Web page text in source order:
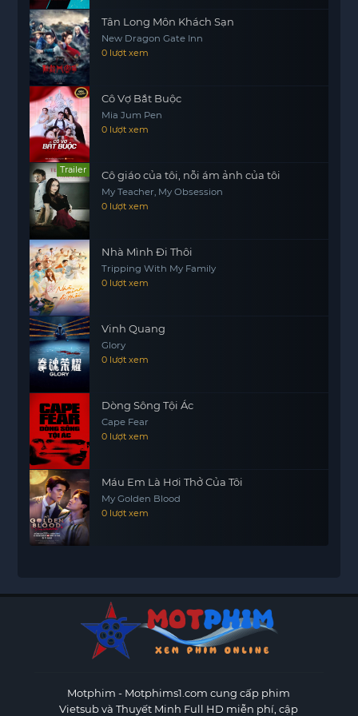
truyện hấp dẫn, Chạm Mặt Giang Hồ (Phần 1)
không chỉ mang đến cho khán giả những phút
giâymotphims1.comgiải trí, mà còn mở ra nhiều
câu hỏi về danh tính, văn hóa và sự đấu tranh sinh
tồn của con người.
Hãy cùng theo dõi hành trình của Ah Sahm và
khám phá những bí mật đằng sau các băng
nhóm trong các tập tiếp theo của Chạm Mặt
Giang Hồ.
Tân Long Môn Khách Sạn
New Dragon Gate Inn
0 lượt xem
Cô Vợ Bắt Buộc
Mia Jum Pen
0 lượt xem
Trailer Cô giáo của tôi, nỗi ám ảnh của tôi
My Teacher, My Obsession
0 lượt xem
Nhà Mình Đi Thôi
Tripping With My Family
0 lượt xem
Vinh Quang
Glory
0 lượt xem
Dòng Sông Tội Ác
Cape Fear
0 lượt xem
Máu Em Là Hơi Thở Của Tôi
My Golden Blood
0 lượt xem
Motphim - Motphims1.com cung cấp phim
Vietsub và Thuyết Minh Full HD miễn phí, cập